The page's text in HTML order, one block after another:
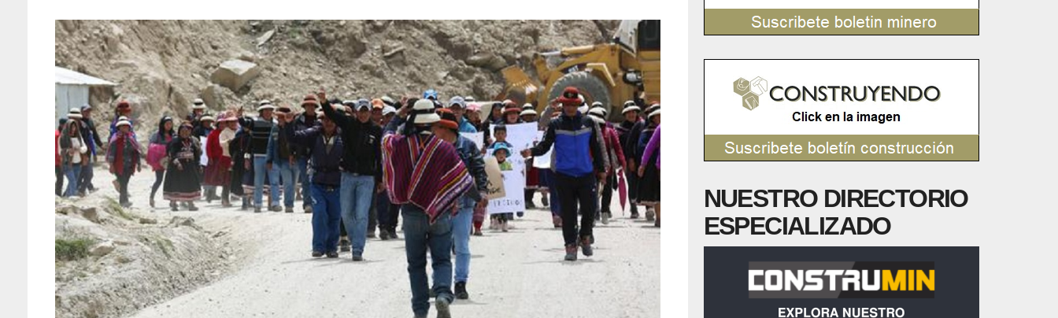
NUESTRO DIRECTORIO
ESPECIALIZADO